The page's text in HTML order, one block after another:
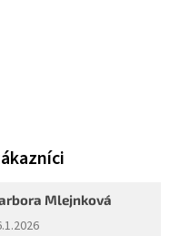
Mlejnková
obchodu je 5 z 5